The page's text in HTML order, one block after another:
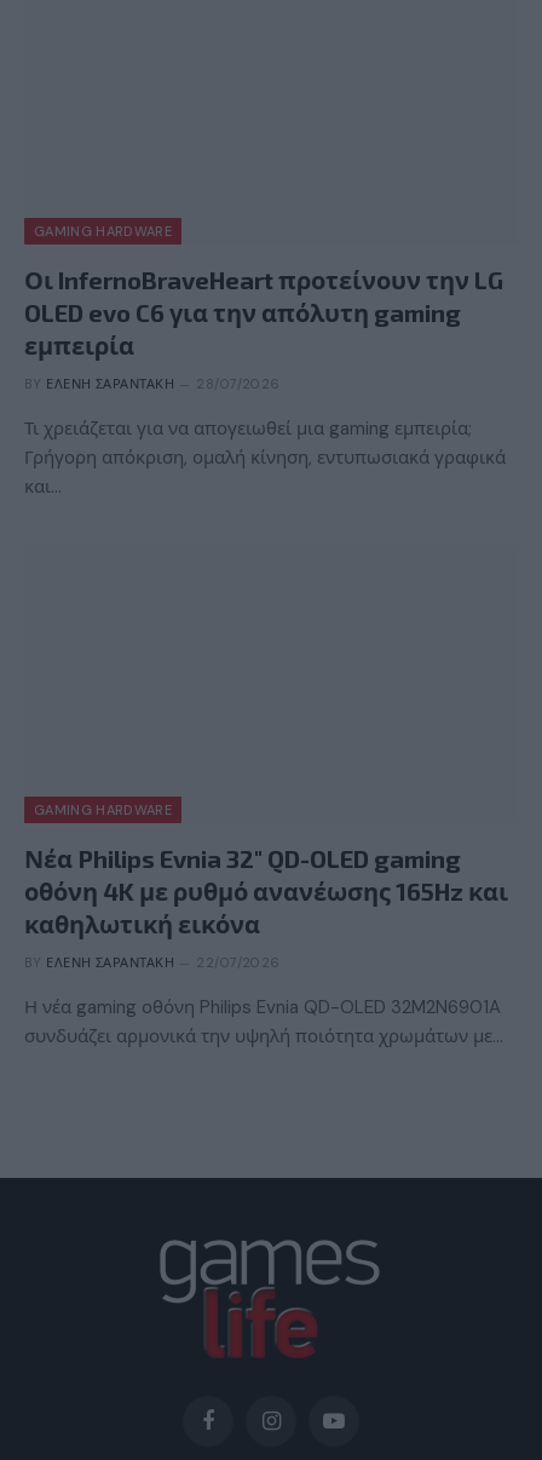
GAMING HARDWARE
Οι InfernoBraveHeart προτείνουν την LG
OLED evo C6 για την απόλυτη gaming
εμπειρία
BY ΕΛΈΝΗ ΣΑΡΑΝΤΆΚΗ 28/07/2026
Τι χρειάζεται για να απογειωθεί μια gaming εμπειρία;
Γρήγορη απόκριση, ομαλή κίνηση, εντυπωσιακά γραφικά
και…
GAMING HARDWARE
Νέα Philips Evnia 32″ QD-OLED gaming
οθόνη 4K με ρυθμό ανανέωσης 165Hz και
καθηλωτική εικόνα
BY ΕΛΈΝΗ ΣΑΡΑΝΤΆΚΗ 22/07/2026
Η νέα gaming οθόνη Philips Evnia QD-OLED 32M2N6901A
συνδυάζει αρμονικά την υψηλή ποιότητα χρωμάτων με…
FacebookInstagramYouTube